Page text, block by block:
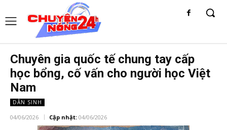
Chuyên gia quốc tế chung tay cấp
học bổng, cố vấn cho người học Việt
Nam
DÂN SINH
04/06/2026 Cập nhật: 04/06/2026